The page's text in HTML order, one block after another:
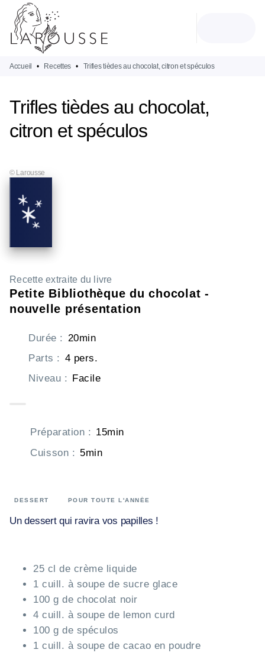
MENU
PIED DE PAGE
Accueil • Recettes • Trifles tièdes au chocolat, citron et spéculos
Trifles tièdes au chocolat,
citron et spéculos
© Larousse
Recette extraite du livre
Petite Bibliothèque du chocolat -
nouvelle présentation
Durée : 20min
Parts : 4 pers.
Niveau : Facile
Préparation : 15min
Cuisson : 5min
DESSERT POUR TOUTE L'ANNÉE
Un dessert qui ravira vos papilles !
25 cl de crème liquide
1 cuill. à soupe de sucre glace
100 g de chocolat noir
4 cuill. à soupe de lemon curd
100 g de spéculos
1 cuill. à soupe de cacao en poudre